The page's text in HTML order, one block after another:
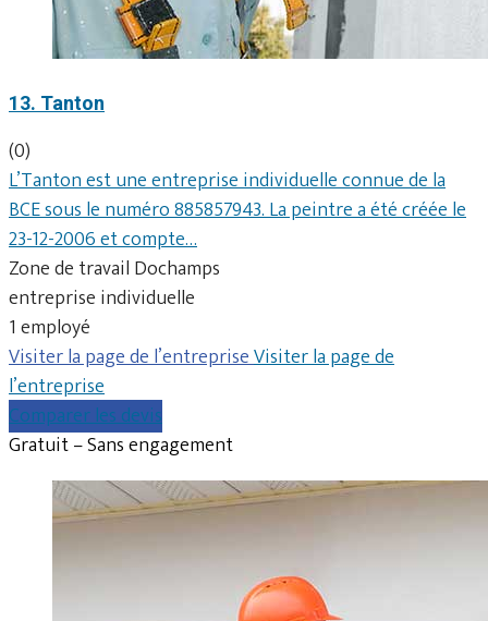
13. Tanton
(0)
L’Tanton est une entreprise individuelle connue de la
BCE sous le numéro 885857943. La peintre a été créée le
23-12-2006 et compte…
Zone de travail Dochamps
entreprise individuelle
1 employé
Visiter la page de l’entrepriseVisiter la page de
l’entreprise
Comparer les devis
Gratuit – Sans engagement